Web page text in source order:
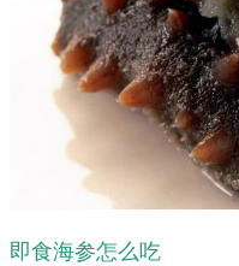
即食海参怎么吃